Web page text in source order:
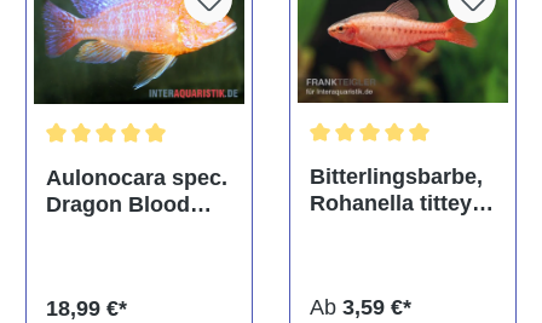
Durchschnittliche Bewertung von 5 von 5 Sternen
Aulonocara spec.
Dragon Blood
18,99 €*
Bitterlingsbarbe,
Rohanella titteya,
Ab 3,59 €*